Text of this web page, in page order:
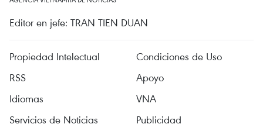
Editor en jefe: TRAN TIEN DUAN
Propiedad Intelectual
Condiciones de Uso
RSS
Apoyo
Idiomas
VNA
Servicios de Noticias
Publicidad